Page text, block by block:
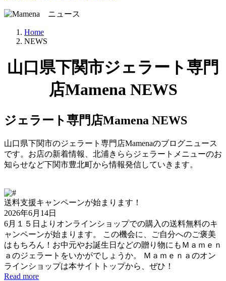
Home
NEWS
山口県下関市ジェラート専門
店Mamena NEWS
ジェラート専門店Mamena NEWS
山口県下関市のジェラート専門店Mamenaのブログニュース
です。お店の新着情報、北浦きららジェラートメニューのお
知らせなど下関市豊北町から情報発信していきます。
送料支援キャンペーンが始まります！
2026年6月14日
6月１５日よりオンラインショップでの購入の送料無料のキ
ャンペーンが始まります。 この機会に、ご自分へのご褒美
はもちろん！お中元やお誕生日などの贈り物にもＭａｍｅｎ
ａのジェラートをいかがでしょうか。 Ｍａｍｅｎａのオン
ラインショップは本サイトトップから、ぜひ！
Read more